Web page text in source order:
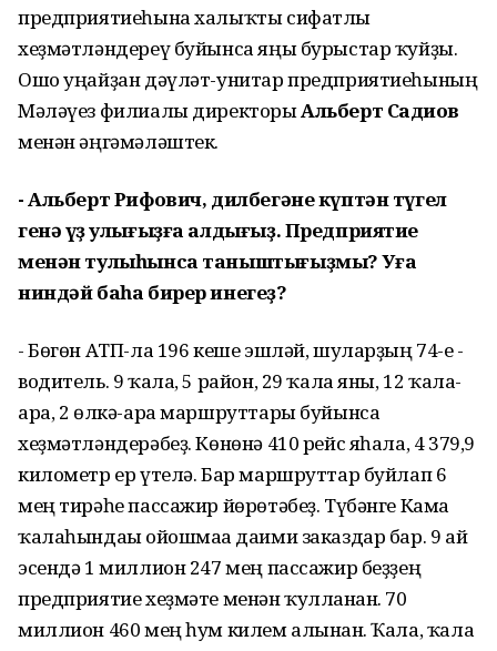
предприятиеһына халыҡты сифатлы
хеҙмәтләндереү буйынса яңы бурыстар ҡуйҙы.
Ошо уңайҙан дәүләт-унитар предприятиеһының
Мәләүез филиалы директорыАльберт Садиҡов
менән әңгәмәләштек.
- Альберт Рифович, дилбегәне күптән түгел
генә үҙ ҡулығыҙға алдығыҙ. Предприятие
менән тулыһынса таныштығыҙмы? Уға
ниндәй баһа бирер инегеҙ?
- Бөгөн АТП-ла 196 кеше эшләй, шуларҙың 74-е -
водитель. 9 ҡала, 5 район, 29 ҡала яны, 12 ҡала-
ара, 2 өлкә-ара маршруттары буйынса
хеҙмәтләндерәбеҙ. Көнөнә 410 рейс яһала, 4 379,9
километр ер үтелә. Бар маршруттар буйлап 6
мең тирәһе пассажир йөрөтәбеҙ. Түбәнге Кама
ҡалаһындағы ойошмаға даими заказдар бар. 9 ай
эсендә 1 миллион 247 мең пассажир беҙҙең
предприятие хеҙмәте менән ҡулланған. 70
миллион 460 мең һум килем алынған. Ҡала, ҡала